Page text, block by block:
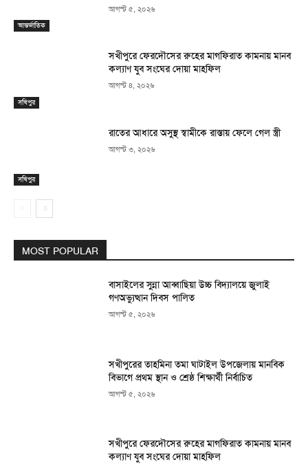
আন্তর্জাতিক
আগস্ট ৫, ২০২৬
সখিপুর
সখীপুরে ফেরদৌসের রুহের মাগফিরাত কামনায় মানব
কল্যাণ যুব সংঘের দোয়া মাহফিল
আগস্ট ৪, ২০২৬
সখিপুর
রাতের আধারে অসুস্থ স্বামীকে রাস্তায় ফেলে গেল স্ত্রী
আগস্ট ৩, ২০২৬
MOST POPULAR
বাসাইলের সুন্না আব্বাছিয়া উচ্চ বিদ্যালয়ে জুলাই
গণঅভ্যুত্থান দিবস পালিত
আগস্ট ৫, ২০২৬
সখীপুরের তাহমিনা তমা ঘাটাইল উপজেলায় মানবিক
বিভাগে প্রথম স্থান ও শ্রেষ্ঠ শিক্ষার্থী নির্বাচিত
আগস্ট ৫, ২০২৬
সখীপুরে ফেরদৌসের রুহের মাগফিরাত কামনায় মানব
কল্যাণ যুব সংঘের দোয়া মাহফিল